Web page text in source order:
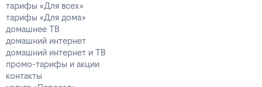
тарифы «Для всех»
тарифы «Для дома»
домашнее ТВ
домашний интернет
домашний интернет и ТВ
промо-тарифы и акции
контакты